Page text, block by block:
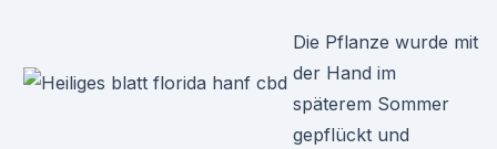
Die Pflanze wurde mit
der Hand im
späterem Sommer
gepflückt und